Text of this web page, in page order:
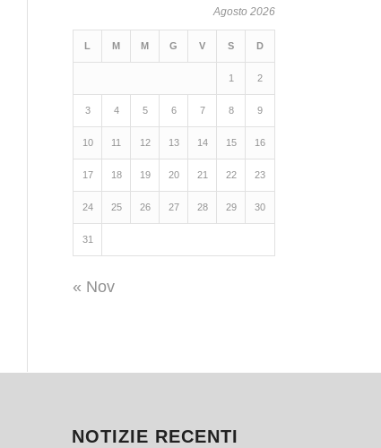
Agosto 2026
L M M G V S D
1 2
3 4 5 6 7 8 9
10 11 12 13 14 15 16
17 18 19 20 21 22 23
24 25 26 27 28 29 30
31
« Nov
NOTIZIE RECENTI